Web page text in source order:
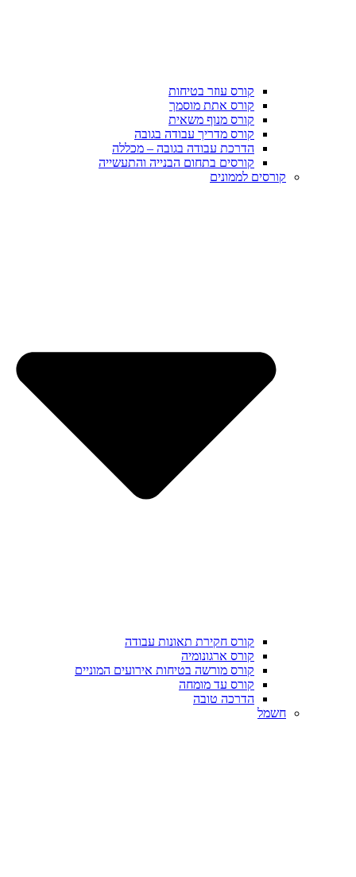
קורס עוזר בטיחות
קורס אתת מוסמך
קורס מנוף משאית
קורס מדריך עבודה בגובה
הדרכת עבודה בגובה – מכללה
קורסים בתחום הבנייה והתעשייה
קורסים לממונים
קורס חקירת תאונות עבודה
קורס ארגונומיה
קורס מורשה בטיחות אירועים המוניים
קורס עד מומחה
הדרכה טובה
חשמל